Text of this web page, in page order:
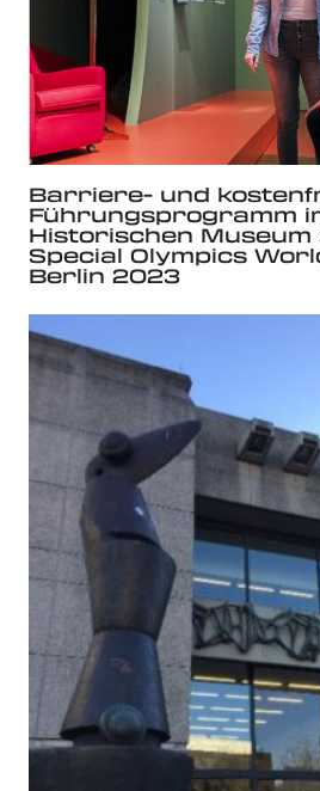
Barriere- und
Führungsprogramm
Historischen Museum
Special Olympics
Berlin 2023